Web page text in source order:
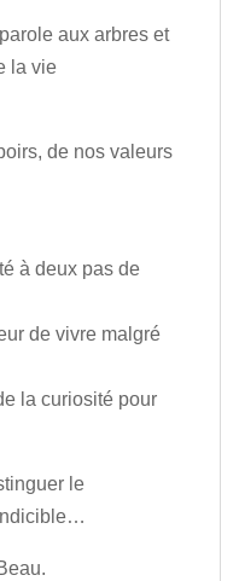
aux arbres et
la vie
de nos valeurs
à deux pas de
de vivre malgré
la curiosité pour
le